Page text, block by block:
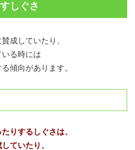
しぐさ
成していたり、
る時には
傾向があります。
りするしぐさは、
ていたり、